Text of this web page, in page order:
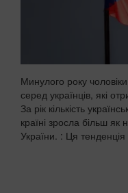
Минулого року
серед українців, які
За рік кількість
країні зросла більш
України. : Ця тенденція